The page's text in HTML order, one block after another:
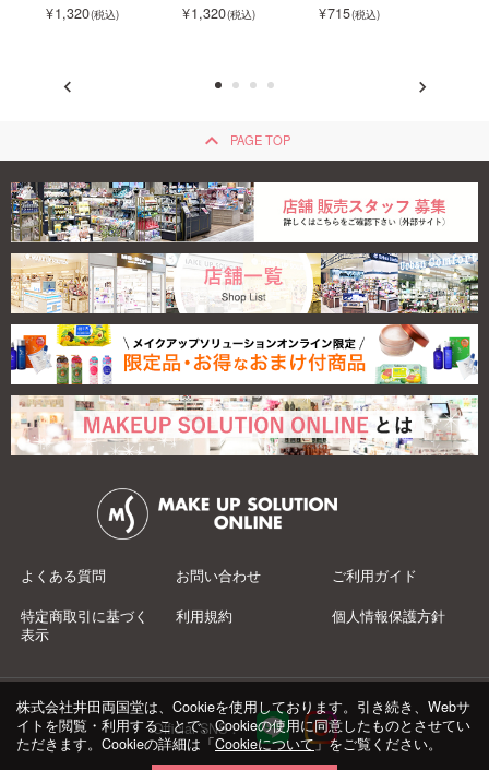
1,320 1,320 715
keyboard_arrow_up PAGE TOP
よくある質問 お問い合わせ ご利用ガイド
特定商取引に基づく
表示
利用規約 個人情報保護方針
Official SNS：
株式会社井田両国堂は、Cookieを使用しております。引き続き、Webサ
イトを閲覧・利用することで、Cookieの使用に同意したものとさせてい
ただきます。Cookieの詳細は「Cookieについて」をご覧ください。